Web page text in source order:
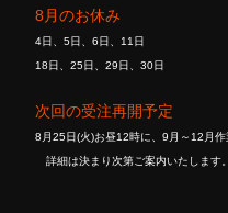
8月のお休み
4日、5日、6日、11日
18日、25日、29日、30日
次回の受注再開予定
8月25日(火)お昼12時に、9月～12月作
詳細は決まり次第ご案内いたします。